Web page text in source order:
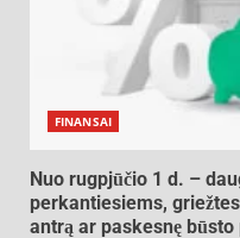
FINANSAI
Nuo rugpjūčio 1 d. –
perkantiesiems,
antrą ar paskesnę būsto